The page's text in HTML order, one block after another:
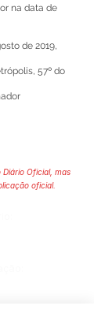
na data de
de 2019,
57º do
Diário Oficial, mas
oficial.